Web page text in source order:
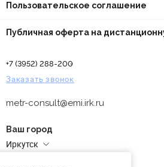
Пользовательское соглашение
Публичная оферта на
+7 (3952) 288-200
Заказать звонок
metr-consult@emi.irk.ru
Ваш город
Иркутск